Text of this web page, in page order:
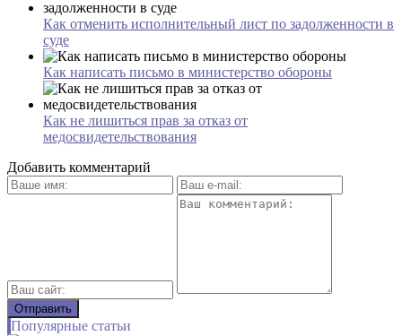
Как отменить исполнительный лист по задолженности в
суде
Как написать письмо в министерство обороны
Как не лишиться прав за отказ от
медосвидетельствования
Добавить комментарий
Популярные статьи